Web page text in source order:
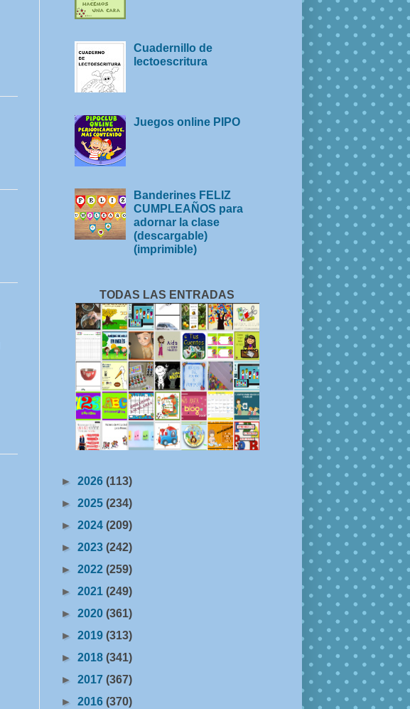
Cuadernillo de
lectoescritura
Juegos online PIPO
Banderines FELIZ
CUMPLEAÑOS para
adornar la clase
(descargable)
(imprimible)
TODAS LAS ENTRADAS
► 2026 (113)
► 2025 (234)
► 2024 (209)
► 2023 (242)
► 2022 (259)
► 2021 (249)
► 2020 (361)
► 2019 (313)
► 2018 (341)
► 2017 (367)
► 2016 (370)